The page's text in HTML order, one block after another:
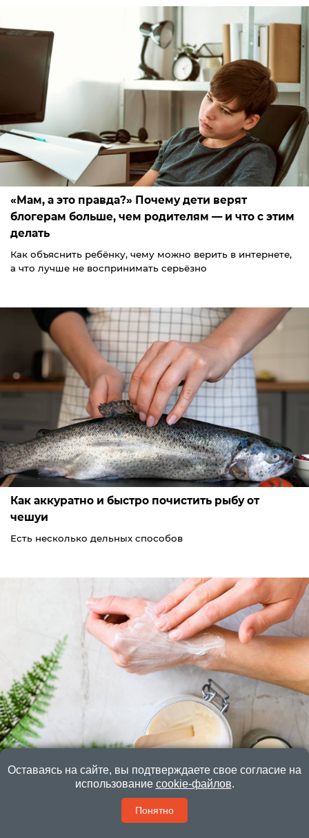
«Мам, а это правда?» Почему дети верят
блогерам больше, чем родителям — и что с этим
делать
Как объяснить ребёнку, чему можно верить в интернете,
а что лучше не воспринимать серьёзно
Как аккуратно и быстро почистить рыбу от
чешуи
Есть несколько дельных способов
Как следить за кожей рук: рецепт маски
Делать маски нужно как минимум 2 раза в месяц
Оставаясь на сайте, вы подтверждаете свое согласие на
использование cookie-файлов.
Понятно